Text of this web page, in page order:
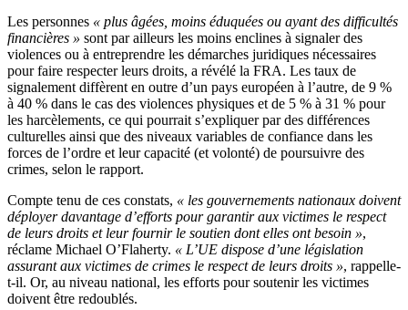
Les personnes « plus âgées, moins éduquées ou ayant des difficultés
financières » sont par ailleurs les moins enclines à signaler des
violences ou à entreprendre les démarches juridiques nécessaires
pour faire respecter leurs droits, a révélé la FRA. Les taux de
signalement diffèrent en outre d’un pays européen à l’autre, de 9 %
à 40 % dans le cas des violences physiques et de 5 % à 31 % pour
les harcèlements, ce qui pourrait s’expliquer par des différences
culturelles ainsi que des niveaux variables de confiance dans les
forces de l’ordre et leur capacité (et volonté) de poursuivre des
crimes, selon le rapport.
Compte tenu de ces constats, « les gouvernements nationaux doivent
déployer davantage d’efforts pour garantir aux victimes le respect
de leurs droits et leur fournir le soutien dont elles ont besoin »,
réclame Michael O’Flaherty. « L’UE dispose d’une législation
assurant aux victimes de crimes le respect de leurs droits », rappelle-
t-il. Or, au niveau national, les efforts pour soutenir les victimes
doivent être redoublés.